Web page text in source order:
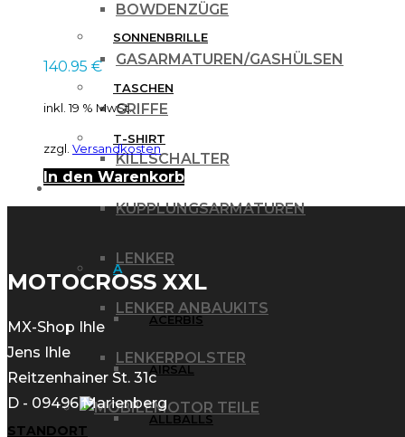
BOWDENZÜGE
GASARMATUREN/GASHÜLSEN
GRIFFE
KILLSCHALTER
KUPPLUNGSARMATUREN
LENKER
LENKER ANBAUKITS
LENKERPOLSTER
MOTOR TEILE
SONNENBRILLE
TASCHEN
T-SHIRT
MARKEN
A
ACERBIS
AIRSAL
ALLBALLS
140.95 €
inkl. 19 % MwSt.
zzgl. Versandkosten
In den Warenkorb
MOTOCROSS XXL
MX-Shop Ihle
Jens Ihle
Reitzenhainer St. 31c
D - 09496 Marienberg
STANDORT